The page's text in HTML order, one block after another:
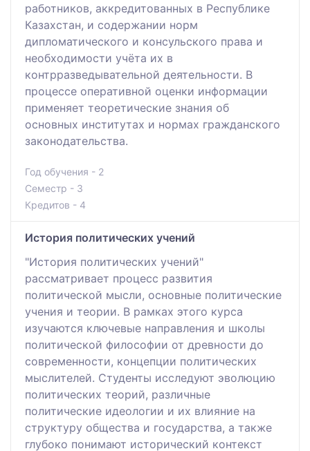
работников, аккредитованных в Республике
Казахстан, и содержании норм
дипломатического и консульского права и
необходимости учёта их в
контрразведывательной деятельности. В
процессе оперативной оценки информации
применяет теоретические знания об
основных институтах и нормах гражданского
законодательства.
Год обучения - 2
Семестр - 3
Кредитов - 4
История политических учений
"История политических учений"
рассматривает процесс развития
политической мысли, основные политические
учения и теории. В рамках этого курса
изучаются ключевые направления и школы
политической философии от древности до
современности, концепции политических
мыслителей. Студенты исследуют эволюцию
политических теорий, различные
политические идеологии и их влияние на
структуру общества и государства, а также
глубоко понимают исторический контекст